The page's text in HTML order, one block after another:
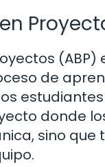
de
donde
sino